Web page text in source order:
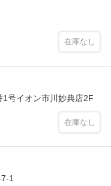
在庫なし
号イオン市川妙典店2F
在庫なし
1